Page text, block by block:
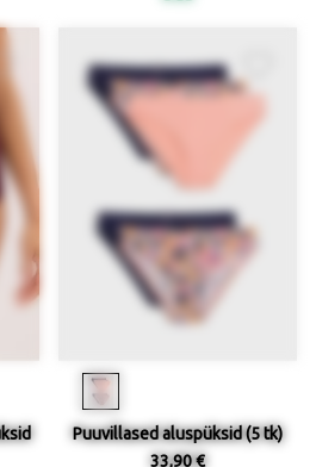
Puuvillased aluspüksid (5 tk)
33,90 €